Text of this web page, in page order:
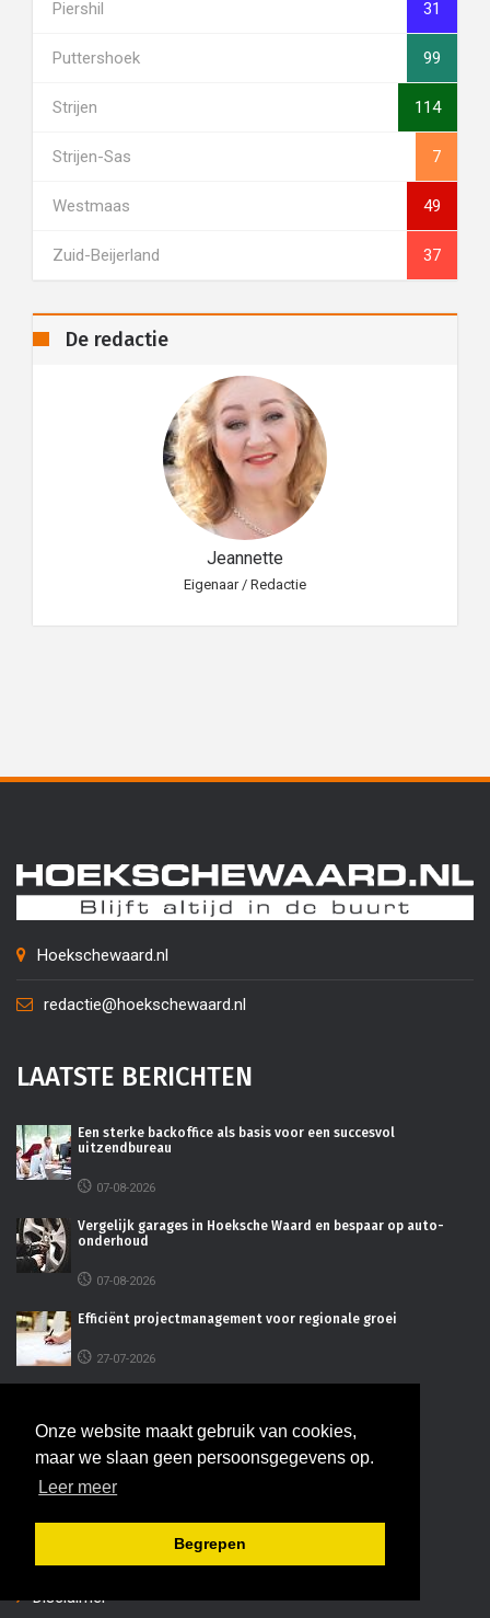
Onze website maakt gebruik van cookies,
maar we slaan geen persoonsgegevens op.
Leer meer
Begrepen
Piershil 31
Puttershoek 99
Strijen 114
Strijen-Sas 7
Westmaas 49
Zuid-Beijerland 37
De redactie
Jeannette
Eigenaar / Redactie
Hoekschewaard.nl
redactie@hoekschewaard.nl
LAATSTE BERICHTEN
Een sterke backoffice als basis voor een succesvol
uitzendbureau
07-08-2026
Vergelijk garages in Hoeksche Waard en bespaar op auto-
onderhoud
07-08-2026
Efficiënt projectmanagement voor regionale groei
27-07-2026
16-07-2026
INFORMATIE
Disclaimer